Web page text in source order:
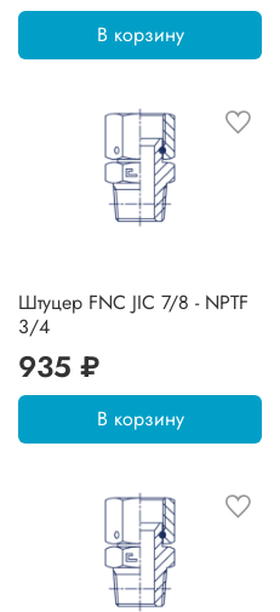
В корзину
Штуцер FNC JIC 7/8 - NPTF
3/4
935 ₽
В корзину